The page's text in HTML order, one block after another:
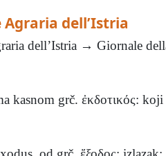
dell’Istria
dell’Istria → Giornale
kasnom grč. ἐκδοτικός: